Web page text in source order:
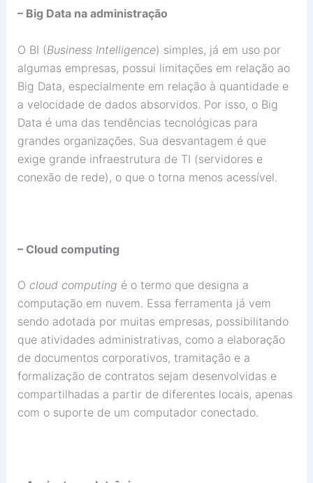
– Big Data na administração
O BI (Business Intelligence) simples, já em uso por
algumas empresas, possui limitações em relação ao
Big Data, especialmente em relação à quantidade e
a velocidade de dados absorvidos. Por isso, o Big
Data é uma das tendências tecnológicas para
grandes organizações. Sua desvantagem é que
exige grande infraestrutura de TI (servidores e
conexão de rede), o que o torna menos acessível.
– Cloud computing
O cloud computing é o termo que designa a
computação em nuvem. Essa ferramenta já vem
sendo adotada por muitas empresas, possibilitando
que atividades administrativas, como a elaboração
de documentos corporativos, tramitação e a
formalização de contratos sejam desenvolvidas e
compartilhadas a partir de diferentes locais, apenas
com o suporte de um computador conectado.